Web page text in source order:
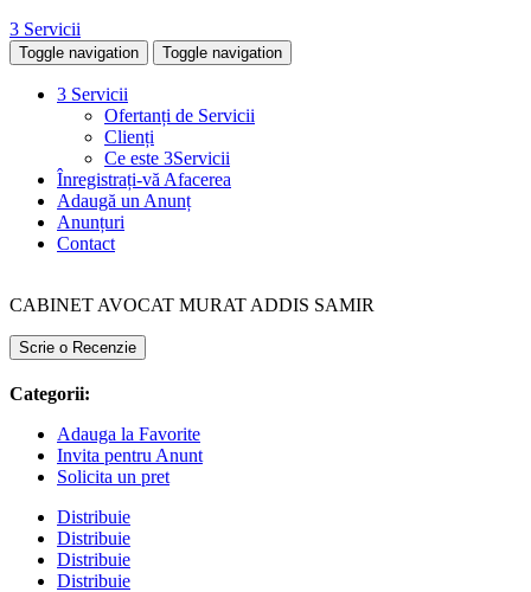
3 Servicii
Toggle navigation Toggle navigation
3 Servicii
Ofertanți de Servicii
Clienți
Ce este 3Servicii
Înregistrați-vă Afacerea
Adaugă un Anunț
Anunțuri
Contact
CABINET AVOCAT MURAT ADDIS SAMIR
Scrie o Recenzie
Categorii:
Adauga la Favorite
Invita pentru Anunt
Solicita un pret
Distribuie
Distribuie
Distribuie
Distribuie